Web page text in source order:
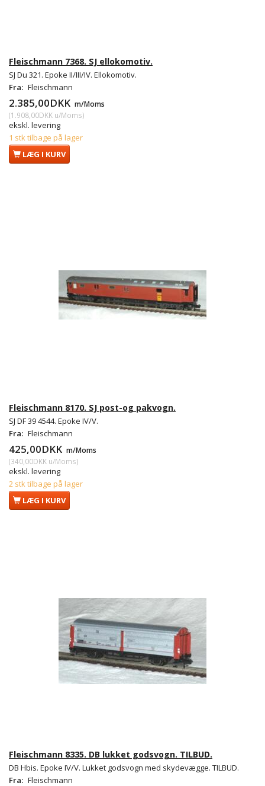
Fleischmann 7368. SJ ellokomotiv.
SJ Du 321. Epoke II/III/IV. Ellokomotiv.
Fra: Fleischmann
2.385,00DKK m/Moms
(1.908,00DKK u/Moms)
ekskl. levering
1 stk tilbage på lager
LÆG I KURV
Fleischmann 8170. SJ post-og pakvogn.
SJ DF 39 4544. Epoke IV/V.
Fra: Fleischmann
425,00DKK m/Moms
(340,00DKK u/Moms)
ekskl. levering
2 stk tilbage på lager
LÆG I KURV
Fleischmann 8335. DB lukket godsvogn. TILBUD.
DB Hbis. Epoke IV/V. Lukket godsvogn med skydevægge. TILBUD.
Fra: Fleischmann